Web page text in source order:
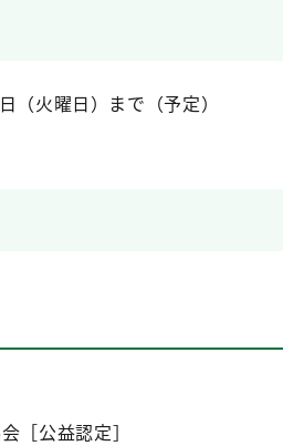
火曜日）まで（予定）
［公益認定］